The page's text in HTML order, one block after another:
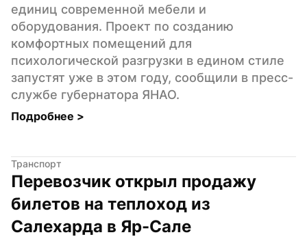
единиц современной мебели и
оборудования. Проект по созданию
комфортных помещений для
психологической разгрузки в едином стиле
запустят уже в этом году, сообщили в пресс-
службе губернатора ЯНАО.
Подробнее >
Транспорт
Перевозчик открыл продажу
билетов на теплоход из
Салехарда в Яр-Сале